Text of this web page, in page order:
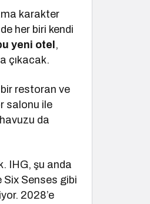
karakter
her biri kendi
yeni otel ,
çıkacak.
bir restoran ve
salonu ile
da
IHG, şu anda
Senses gibi
2028’e